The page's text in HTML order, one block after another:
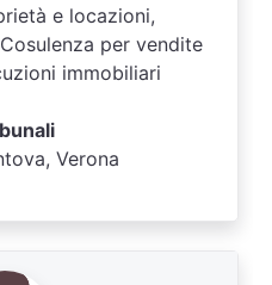
e locazioni,
per vendite
immobiliari
Verona